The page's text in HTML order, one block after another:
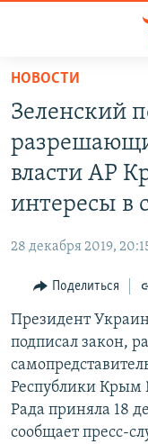
Вернуться
основному
содержанию
Вернутся
главной
Вернутся
поиску
ВОДА
ИНТЕРАКТИВ
ИНФОГРАФИКА
ТЕЛЕПРОЕКТ
СОВЕТЫ
ПРОПАВШИЕ БЕЗ
ПОБЕДИТЕЛЕЙ НЕ
РАДІО СВОБОДА
КАК ОБОЙТИ
Українською
Qırımtatar
ПРИСОЕДИНЯЙТЕСЬ!
НОВОСТИ
Зеленский
власти АР
интересы в
28 декабря 2019,
Поделиться
Президент
подписал закон,
Республики Крым
Рада приняла 18
сообщает пресс-